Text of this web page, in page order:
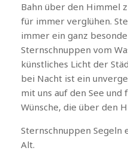
Bahn über den Himmel
für immer verglühen.
immer ein ganz
Sternschnuppen vom
künstliches Licht der
bei Nacht ist ein
mit uns auf den See und
Wünsche, die über den
Sternschnuppen Segeln
Alt.